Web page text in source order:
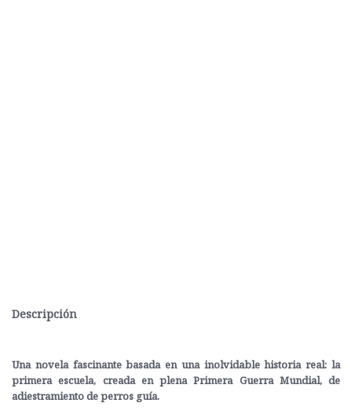
Descripción
Una novela fascinante basada en una inolvidable historia real: la
primera escuela, creada en plena Primera Guerra Mundial, de
adiestramiento de perros guía.